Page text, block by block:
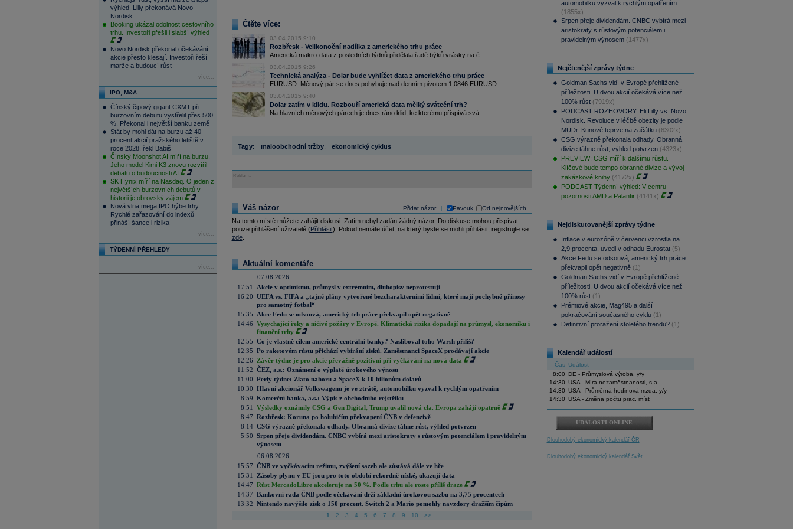
výhled. Lilly překonává Novo
Nordisk
Booking ukázal odolnost cestovního
trhu. Investoři přešli i slabší výhled
Novo Nordisk překonal očekávání,
akcie přesto klesají. Investoři řeší
marže a budoucí růst
více...
IPO, M&A
Čínský čipový gigant CXMT při
burzovním debutu vystřelil přes 500
%. Překonal i největší banku země
Stát by mohl dát na burzu až 40
procent akcií pražského letiště v
roce 2028, řekl Babiš
Čínský Moonshot AI míří na burzu.
Jeho model Kimi K3 znovu rozvířil
debatu o budoucnosti AI
SK Hynix míří na Nasdaq. O jeden z
největších burzovních debutů v
historii je obrovský zájem
Nová vlna mega IPO hýbe trhy.
Rychlé zařazování do indexů
přináší šance i rizika
více...
TÝDENNÍ PŘEHLEDY
více...
Čtěte více:
03.04.2015 9:10
Rozbřesk - Velikonoční nadílka z amerického trhu práce
Americká makro-data z posledních týdnů přidělala řadě býků vrásky na č...
03.04.2015 9:26
Technická analýza - Dolar bude vyhlížet data z amerického trhu práce
EURUSD: Měnový pár se dnes pohybuje nad denním pivotem 1,0846 EURUSD....
03.04.2015 9:40
Dolar zatím v klidu. Rozbouří americká data mělký sváteční trh?
Na hlavních měnových párech je dnes ráno klid, ke kterému přispívá svá...
Tagy: maloobchodní tržby, ekonomický cyklus
Reklama
Přidat názor Pavouk Od nejnovějších
Váš názor
Na tomto místě můžete zahájit diskusi. Zatím nebyl zadán žádný názor. Do diskuse mohou přispívat
pouze přihlášení uživatelé (Přihlásit). Pokud nemáte účet, na který byste se mohli přihlásit, registrujte se
zde.
Aktuální komentáře
07.08.2026
17:51
Akcie v optimismu, průmysl v extrémním, dluhopisy neprotestují
16:20 UEFA vs. FIFA a „tajné plány vytvořené bezcharakterními lidmi, které mají pochybné přínosy
pro samotný fotbal“
15:35
Akce Fedu se odsouvá, americký trh práce překvapil opět negativně
14:46 Vysychající řeky a ničivé požáry v Evropě. Klimatická rizika dopadají na průmysl, ekonomiku i
finanční trhy
12:55 Co je vlastně cílem americké centrální banky? Nasliboval toho Warsh příliš?
12:35 Po raketovém růstu přichází vybírání zisků. Zaměstnanci SpaceX prodávají akcie
12:26
Závěr týdne je pro akcie převážně pozitivní při vyčkávání na nová data
11:52 ČEZ, a.s.: Oznámení o výplatě úrokového výnosu
11:00 Perly týdne: Zlato nahoru a SpaceX k 10 bilionům dolarů
10:30 Hlavní akcionář Volkswagenu je ve ztrátě, automobilku vyzval k rychlým opatřením
8:59 Komerční banka, a.s.: Výpis z obchodního rejstříku
8:51
Výsledky oznámily CSG a Gen Digital, Trump uvalil nová cla. Evropa zahájí opatrně
8:47 Rozbřesk: Koruna po holubičím překvapení ČNB v defenzivě
8:14 CSG výrazně překonala odhady. Obranná divize táhne růst, výhled potvrzen
5:50 Srpen přeje dividendám. CNBC vybírá mezi aristokraty s růstovým potenciálem i pravidelným
výnosem
06.08.2026
15:57 ČNB ve vyčkávacím režimu, zvýšení sazeb ale zůstává dále ve hře
15:31
Zásoby plynu v EU jsou pro toto období rekordně nízké, ukazují data
14:47 Růst MercadoLibre akceleruje na 50 %. Podle trhu ale roste příliš draze
14:37 Bankovní rada ČNB podle očekávání drží základní úrokovou sazbu na 3,75 procentech
13:32 Nintendo navýšilo zisk o 150 procent. Switch 2 a Mario pomohly navzdory dražším čipům
1 2 3 4 5 6 7 8 9 10 >>
automobilku vyzval k rychlým opatřením
(1855x)
Srpen přeje dividendám. CNBC vybírá mezi
aristokraty s růstovým potenciálem i
pravidelným výnosem (1477x)
Nejčtenější zprávy týdne
Goldman Sachs vidí v Evropě přehlížené
příležitosti. U dvou akcií očekává více než
100% růst (7919x)
PODCAST ROZHOVORY: Eli Lilly vs. Novo
Nordisk. Revoluce v léčbě obezity je podle
MUDr. Kunové teprve na začátku (6302x)
CSG výrazně překonala odhady. Obranná
divize táhne růst, výhled potvrzen (4323x)
PREVIEW: CSG míří k dalšímu růstu.
Klíčové bude tempo obranné divize a vývoj
zakázkové knihy (4172x)
PODCAST Týdenní výhled: V centru
pozornosti AMD a Palantir (4141x)
Nejdiskutovanější zprávy týdne
Inflace v eurozóně v červenci vzrostla na
2,9 procenta, uvedl v odhadu Eurostat (5)
Akce Fedu se odsouvá, americký trh práce
překvapil opět negativně (1)
Goldman Sachs vidí v Evropě přehlížené
příležitosti. U dvou akcií očekává více než
100% růst (1)
Prémiové akcie, Mag495 a další
pokračování současného cyklu (1)
Definitivní proražení stoletého trendu? (1)
Kalendář událostí
Čas Událost
8:00
DE - Průmyslová výroba, y/y
14:30 USA - Míra nezaměstnanosti, s.a.
14:30 USA - Průměrná hodinová mzda, y/y
14:30 USA - Změna počtu prac. míst
UDÁLOSTI ONLINE
Dlouhodobý ekonomický kalendář ČR
Dlouhodobý ekonomický kalendář Svět